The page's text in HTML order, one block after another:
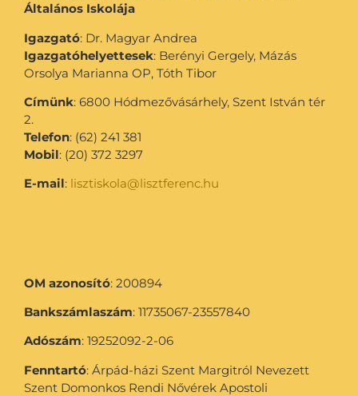
Általános Iskolája
Igazgató: Dr. Magyar Andrea
Igazgatóhelyettesek: Berényi Gergely, Mázás
Orsolya Marianna OP, Tóth Tibor
Címünk: 6800 Hódmezővásárhely, Szent István tér
2.
Telefon: (62) 241 381
Mobil: (20) 372 3297
E-mail: lisztiskola@lisztferenc.hu
OM azonosító: 200894
Bankszámlaszám: 11735067-23557840
Adószám: 19252092-2-06
Fenntartó: Árpád-házi Szent Margitról Nevezett
Szent Domonkos Rendi Nővérek Apostoli